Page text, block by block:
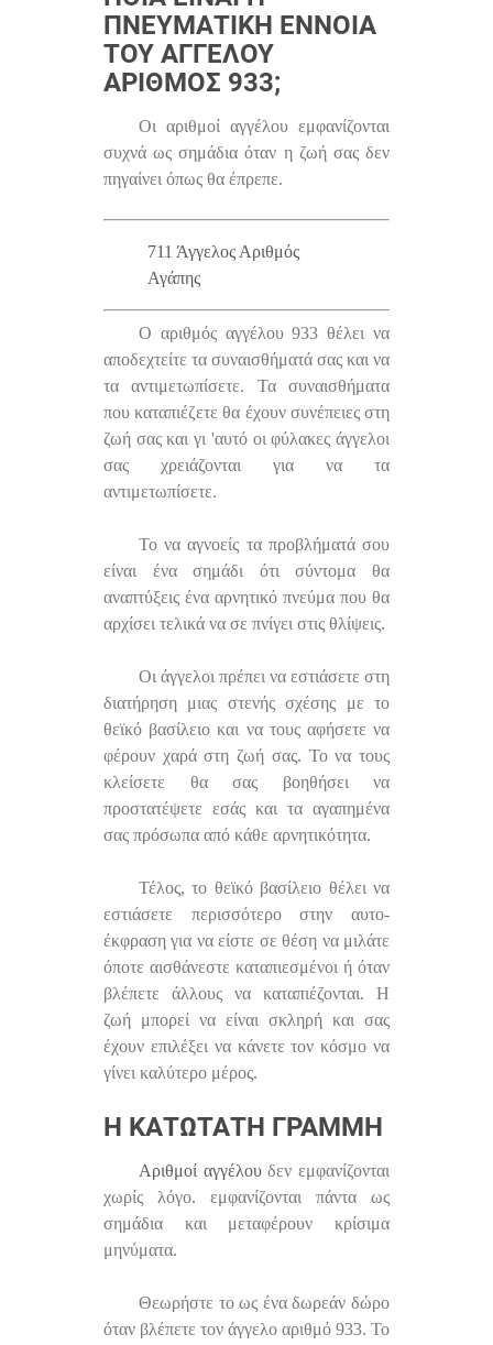
ΠΝΕΥΜΑΤΙΚΉ ΈΝΝΟΙΑ
ΤΟΥ ΑΓΓΈΛΟΥ
ΑΡΙΘΜΌΣ 933;
Οι αριθμοί αγγέλου εμφανίζονται
συχνά ως σημάδια όταν η ζωή σας δεν
πηγαίνει όπως θα έπρεπε.
711 Άγγελος Αριθμός
Αγάπης
Ο αριθμός αγγέλου 933 θέλει να
αποδεχτείτε τα συναισθήματά σας και να
τα αντιμετωπίσετε. Τα συναισθήματα
που καταπιέζετε θα έχουν συνέπειες στη
ζωή σας και γι 'αυτό οι φύλακες άγγελοι
σας χρειάζονται για να τα
αντιμετωπίσετε.
Το να αγνοείς τα προβλήματά σου
είναι ένα σημάδι ότι σύντομα θα
αναπτύξεις ένα αρνητικό πνεύμα που θα
αρχίσει τελικά να σε πνίγει στις θλίψεις.
Οι άγγελοι πρέπει να εστιάσετε στη
διατήρηση μιας στενής σχέσης με το
θεϊκό βασίλειο και να τους αφήσετε να
φέρουν χαρά στη ζωή σας. Το να τους
κλείσετε θα σας βοηθήσει να
προστατέψετε εσάς και τα αγαπημένα
σας πρόσωπα από κάθε αρνητικότητα.
Τέλος, το θεϊκό βασίλειο θέλει να
εστιάσετε περισσότερο στην αυτο-
έκφραση για να είστε σε θέση να μιλάτε
όποτε αισθάνεστε καταπιεσμένοι ή όταν
βλέπετε άλλους να καταπιέζονται. Η
ζωή μπορεί να είναι σκληρή και σας
έχουν επιλέξει να κάνετε τον κόσμο να
γίνει καλύτερο μέρος.
Η ΚΑΤΏΤΑΤΗ ΓΡΑΜΜΉ
Αριθμοί αγγέλουδεν εμφανίζονται
χωρίς λόγο. εμφανίζονται πάντα ως
σημάδια και μεταφέρουν κρίσιμα
μηνύματα.
Θεωρήστε το ως ένα δωρεάν δώρο
όταν βλέπετε τον άγγελο αριθμό 933. Το